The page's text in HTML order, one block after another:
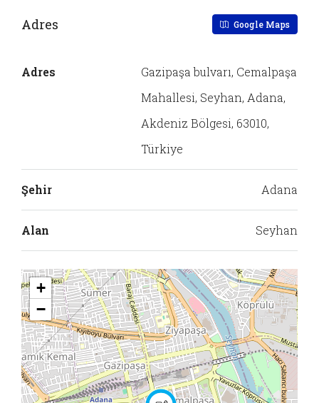
Adres Google Maps
Adres
Gazipaşa bulvarı, Cemalpaşa
Mahallesi, Seyhan, Adana,
Akdeniz Bölgesi, 63010,
Türkiye
Şehir Adana
Alan Seyhan
+
−